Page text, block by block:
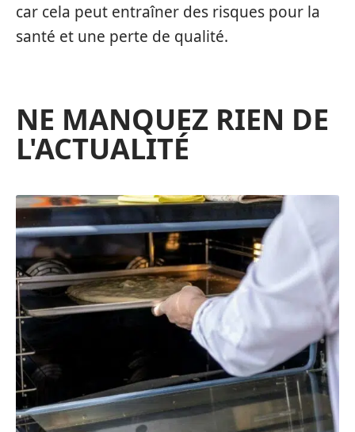
car cela peut entraîner des risques pour la
santé et une perte de qualité.
NE MANQUEZ RIEN DE
L'ACTUALITÉ